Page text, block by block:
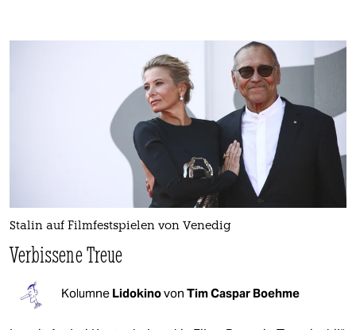
Stalin auf Filmfestspielen von Venedig
Verbissene Treue
Kolumne Lidokinovon Tim Caspar Boehme